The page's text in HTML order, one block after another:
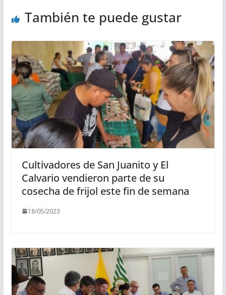
También te puede gustar
Cultivadores de San Juanito y El
Calvario vendieron parte de su
cosecha de frijol este fin de semana
18/05/2023